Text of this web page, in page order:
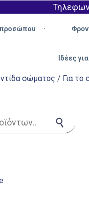
Ιδέες
σώματος / Για το